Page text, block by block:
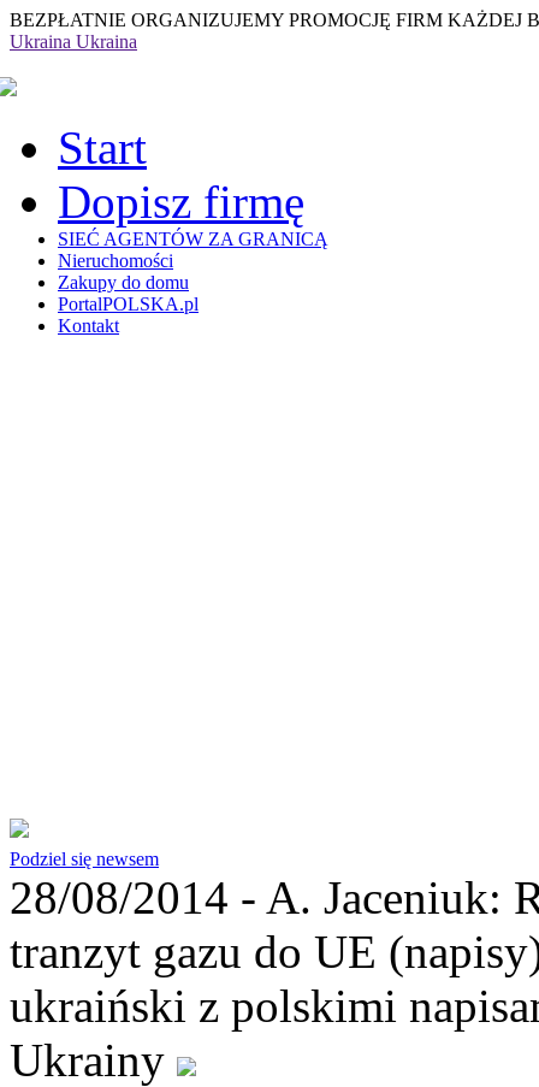
BEZPŁATNIE ORGANIZUJEMY PROMOCJĘ FIRM KAŻDEJ
Ukraina Ukraina
Start
Dopisz firmę
SIEĆ AGENTÓW ZA GRANICĄ
Nieruchomości
Zakupy do domu
PortalPOLSKA.pl
Kontakt
Podziel się newsem
28/08/2014 - A. Jaceniuk:
tranzyt gazu do UE
ukraiński z polskimi
Ukrainy